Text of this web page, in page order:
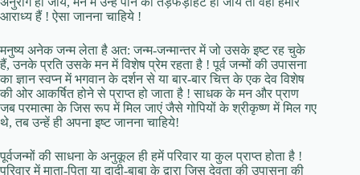
आराध्य हैं ! ऐसा जानना चाहिये !
मनुष्य अनेक जन्म लेता है अत: जन्म-जन्मान्तर में जो उसके इष्ट रह चुके
हैं, उनके प्रति उसके मन में विशेष प्रेम रहता है ! पूर्व जन्मों की उपासना
का ज्ञान स्वप्न में भगवान के दर्शन से या बार-बार चित्त के एक देव विशेष
की ओर आकर्षित होने से प्राप्त हो जाता है ! साधक के मन और प्राण
जब परमात्मा के जिस रूप में मिल जाएं जैसे गोपियों के श्रीकृष्ण में मिल गए
थे, तब उन्हें ही अपना इष्ट जानना चाहिये!
पूर्वजन्मों की साधना के अनुकूल ही हमें परिवार या कुल प्राप्त होता है !
परिवार में माता-पिता या दादी-बाबा के द्वारा जिस देवता की उपासना की